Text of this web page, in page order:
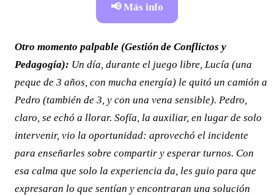
📢 Más info
Otro momento palpable (Gestión de Conflictos y
Pedagogía): Un día, durante el juego libre, Lucía (una
peque de 3 años, con mucha energía) le quitó un camión a
Pedro (también de 3, y con una vena sensible). Pedro,
claro, se echó a llorar. Sofía, la auxiliar, en lugar de solo
intervenir, vio la oportunidad: aprovechó el incidente
para enseñarles sobre compartir y esperar turnos. Con
esa calma que solo la experiencia da, les guio para que
expresaran lo que sentían y encontraran una solución